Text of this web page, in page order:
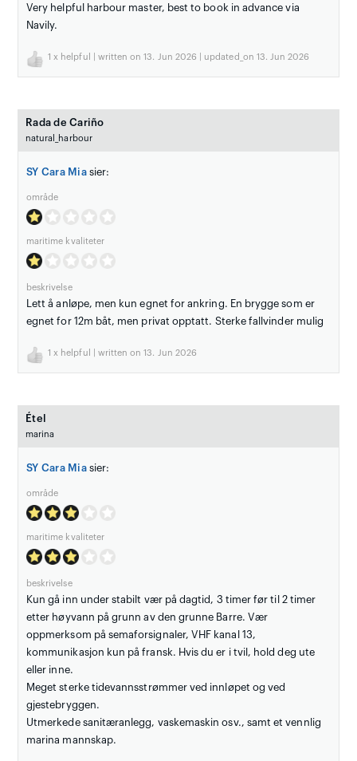
Very helpful harbour master, best to book in advance via
Navily.
1 x helpful | written on 13. Jun 2026 | updated_on 13. Jun 2026
Rada de Cariño
natural_harbour
SY Cara Miasier:
område
maritime kvaliteter
beskrivelse
Lett å anløpe, men kun egnet for ankring. En brygge som er
egnet for 12m båt, men privat opptatt. Sterke fallvinder mulig
1 x helpful | written on 13. Jun 2026
Étel
marina
SY Cara Miasier:
område
maritime kvaliteter
beskrivelse
Kun gå inn under stabilt vær på dagtid, 3 timer før til 2 timer
etter høyvann på grunn av den grunne Barre. Vær
oppmerksom på semaforsignaler, VHF kanal 13,
kommunikasjon kun på fransk. Hvis du er i tvil, hold deg ute
eller inne.
Meget sterke tidevannsstrømmer ved innløpet og ved
gjestebryggen.
Utmerkede sanitæranlegg, vaskemaskin osv., samt et vennlig
marina mannskap.